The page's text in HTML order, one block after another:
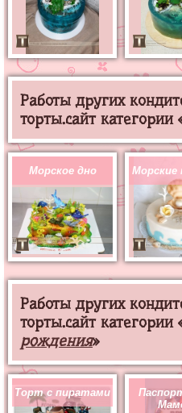
Работы других
торты.сайт категории
Морское дно
Работы других
торты.сайт категории
рождения»
Торт с пиратами